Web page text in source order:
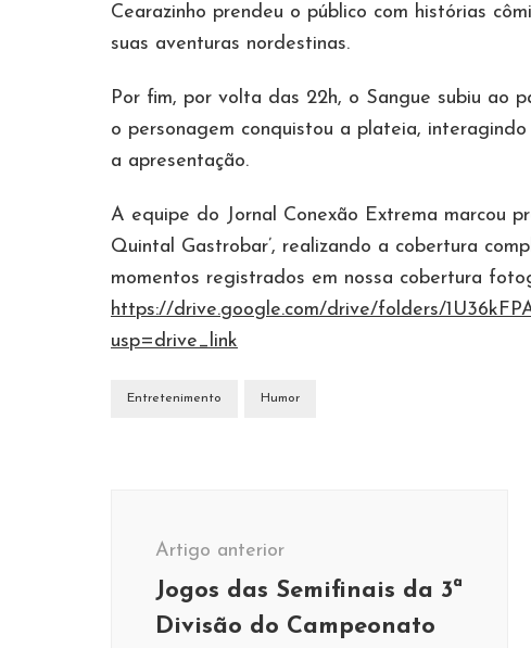
Cearazinho prendeu o público com histórias
suas aventuras nordestinas.
Por fim, por volta das 22h, o Sangue subiu ao
o personagem conquistou a plateia,
a apresentação.
A equipe do Jornal Conexão Extrema marcou
Quintal Gastrobar’, realizando a cobertura
momentos registrados em nossa cobertura
https://drive.google.com/drive/folders/
usp=drive_link
Entretenimento Humor
Artigo anterior
Jogos das Semifinais da 3ª
Divisão do Campeonato